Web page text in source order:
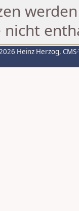
nicht
Heinz Herzog,